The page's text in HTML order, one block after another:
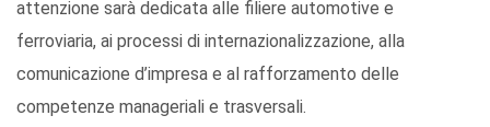
attenzione sarà dedicata alle filiere automotive e
ferroviaria, ai processi di internazionalizzazione, alla
comunicazione d’impresa e al rafforzamento delle
competenze manageriali e trasversali.